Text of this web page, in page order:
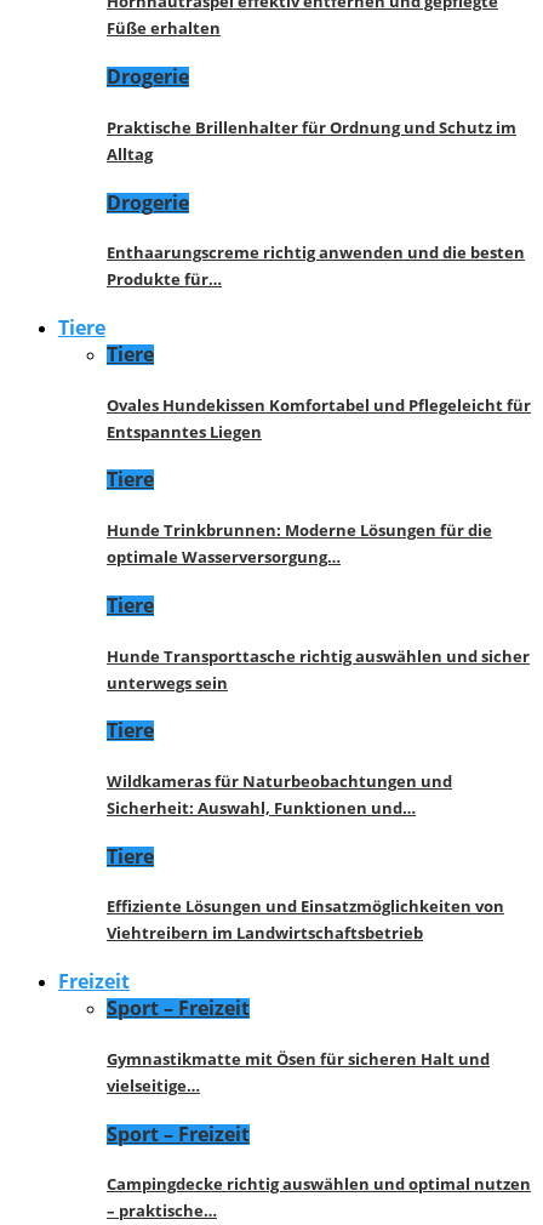
Füße erhalten
Drogerie
Praktische Brillenhalter für Ordnung und Schutz im
Alltag
Drogerie
Enthaarungscreme richtig anwenden und die besten
Produkte für…
Tiere
Tiere
Ovales Hundekissen Komfortabel und Pflegeleicht für
Entspanntes Liegen
Tiere
Hunde Trinkbrunnen: Moderne Lösungen für die
optimale Wasserversorgung…
Tiere
Hunde Transporttasche richtig auswählen und sicher
unterwegs sein
Tiere
Wildkameras für Naturbeobachtungen und
Sicherheit: Auswahl, Funktionen und…
Tiere
Effiziente Lösungen und Einsatzmöglichkeiten von
Viehtreibern im Landwirtschaftsbetrieb
Freizeit
Sport – Freizeit
Gymnastikmatte mit Ösen für sicheren Halt und
vielseitige…
Sport – Freizeit
Campingdecke richtig auswählen und optimal nutzen
– praktische…